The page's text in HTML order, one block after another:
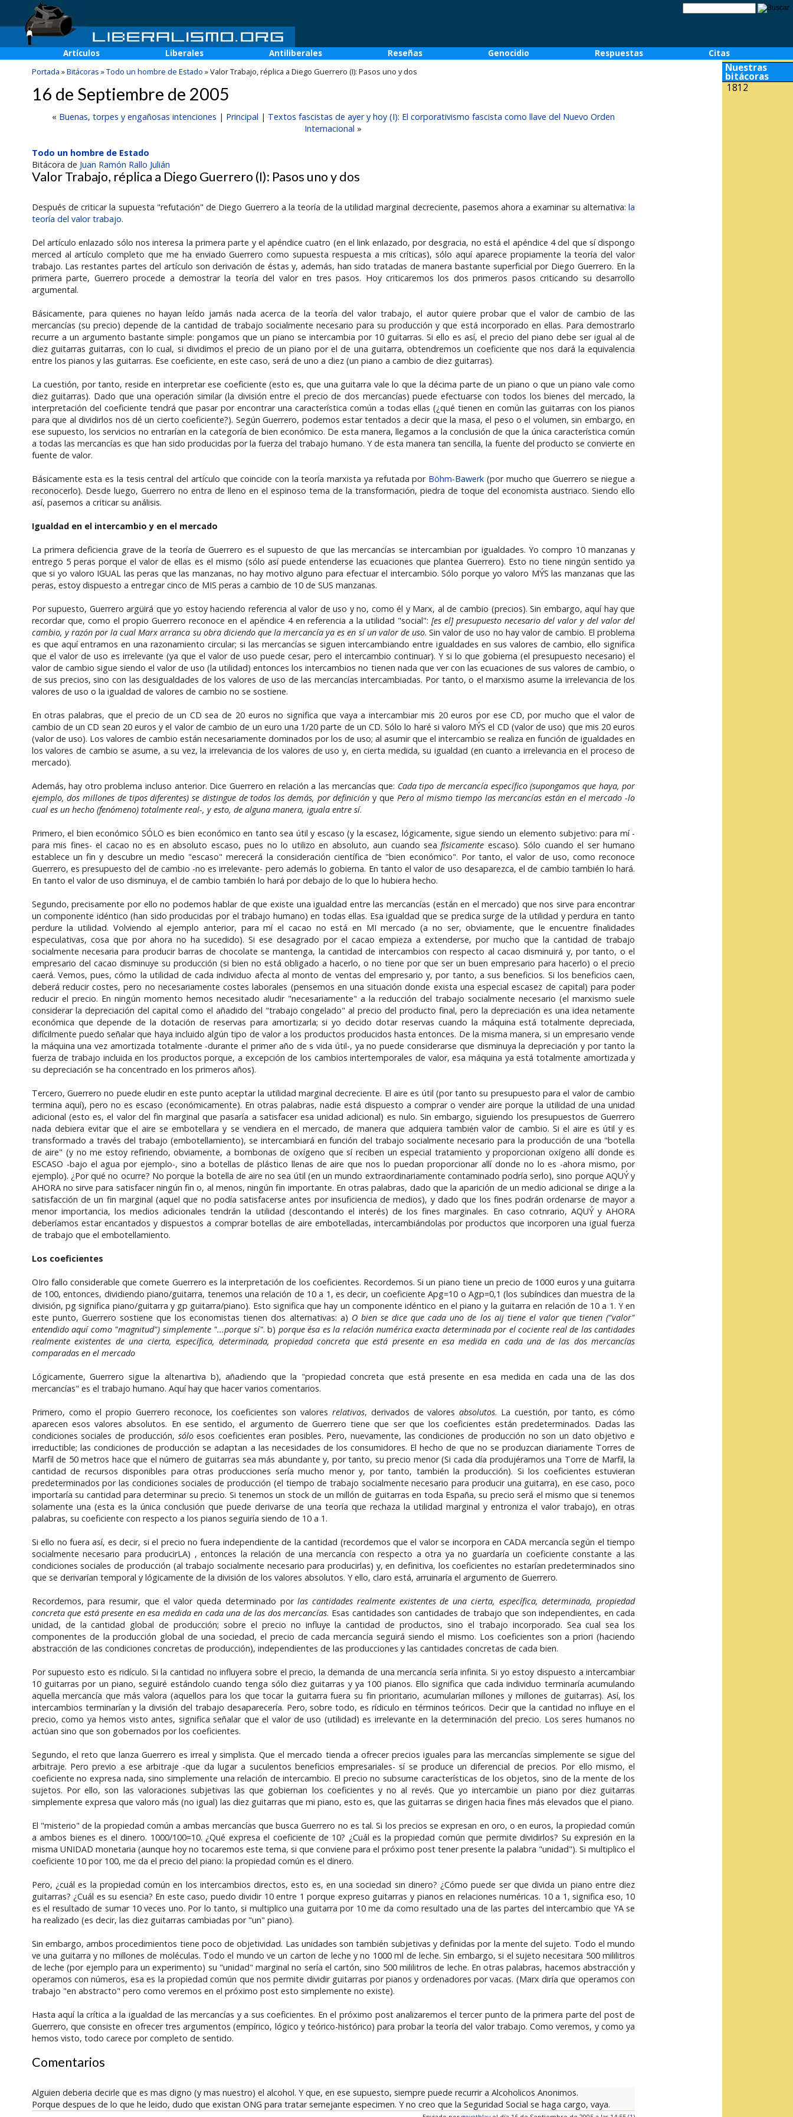
Artículos Liberales Antiliberales Reseñas Genocidio Respuestas
Citas
Portada »Bitácoras »Todo un hombre de Estado »Valor Trabajo, réplica a Diego Guerrero (I): Pasos uno y dos
16 de Septiembre de 2005
« Buenas, torpes y engañosas intenciones | Principal | Textos fascistas de ayer y hoy (I): El corporativismo fascista como llave del Nuevo Orden
Internacional »
Todo un hombre de Estado
Bitácora de Juan Ramón Rallo Julián
Valor Trabajo, réplica a Diego Guerrero (I): Pasos uno y dos
Después de criticar la supuesta "refutación" de Diego Guerrero a la teoría de la utilidad marginal decreciente, pasemos ahora a examinar su alternativa:la
teoría del valor trabajo.
Del artículo enlazado sólo nos interesa la primera parte y el apéndice cuatro (en el link enlazado, por desgracia, no está el apéndice 4 del que sí dispongo
merced al artículo completo que me ha enviado Guerrero como supuesta respuesta a mis críticas), sólo aquí aparece propiamente la teoría del valor
trabajo. Las restantes partes del artículo son derivación de éstas y, además, han sido tratadas de manera bastante superficial por Diego Guerrero. En la
primera parte, Guerrero procede a demostrar la teoría del valor en tres pasos. Hoy criticaremos los dos primeros pasos criticando su desarrollo
argumental.
Básicamente, para quienes no hayan leído jamás nada acerca de la teoría del valor trabajo, el autor quiere probar que el valor de cambio de las
mercancías (su precio) depende de la cantidad de trabajo socialmente necesario para su producción y que está incorporado en ellas. Para demostrarlo
recurre a un argumento bastante simple: pongamos que un piano se intercambia por 10 guitarras. Si ello es así, el precio del piano debe ser igual al de
diez guitarras guitarras, con lo cual, si dividimos el precio de un piano por el de una guitarra, obtendremos un coeficiente que nos dará la equivalencia
entre los pianos y las guitarras. Ese coeficiente, en este caso, será de uno a diez (un piano a cambio de diez guitarras).
La cuestión, por tanto, reside en interpretar ese coeficiente (esto es, que una guitarra vale lo que la décima parte de un piano o que un piano vale como
diez guitarras). Dado que una operación similar (la división entre el precio de dos mercancías) puede efectuarse con todos los bienes del mercado, la
interpretación del coeficiente tendrá que pasar por encontrar una característica común a todas ellas (¿qué tienen en común las guitarras con los pianos
para que al dividirlos nos dé un cierto coeficiente?). Según Guerrero, podemos estar tentados a decir que la masa, el peso o el volumen, sin embargo, en
ese supuesto, los servicios no entrarían en la categoría de bien económico. De esta manera, llegamos a la conclusión de que la única característica común
a todas las mercancías es que han sido producidas por la fuerza del trabajo humano. Y de esta manera tan sencilla, la fuente del producto se convierte en
fuente de valor.
Básicamente esta es la tesis central del artículo que coincide con la teoría marxista ya refutada por Böhm-Bawerk (por mucho que Guerrero se niegue a
reconocerlo). Desde luego, Guerrero no entra de lleno en el espinoso tema de la transformación, piedra de toque del economista austriaco. Siendo ello
así, pasemos a criticar su análisis.
Igualdad en el intercambio y en el mercado
La primera deficiencia grave de la teoría de Guerrero es el supuesto de que las mercancías se intercambian por igualdades. Yo compro 10 manzanas y
entrego 5 peras porque el valor de ellas es el mismo (sólo así puede entenderse las ecuaciones que plantea Guerrero). Esto no tiene ningún sentido ya
que si yo valoro IGUAL las peras que las manzanas, no hay motivo alguno para efectuar el intercambio. Sólo porque yo valoro MÝS las manzanas que las
peras, estoy dispuesto a entregar cinco de MIS peras a cambio de 10 de SUS manzanas.
Por supuesto, Guerrero argüirá que yo estoy haciendo referencia al valor de uso y no, como él y Marx, al de cambio (precios). Sin embargo, aquí hay que
recordar que, como el propio Guerrero reconoce en el apéndice 4 en referencia a la utilidad "social":[es el] presupuesto necesario del valor y del valor del
cambio, y razón por la cual Marx arranca su obra diciendo que la mercancía ya es en sí un valor de uso. Sin valor de uso no hay valor de cambio. El problema
es que aquí entramos en una razonamiento circular; si las mercancías se siguen intercambiando entre igualdades en sus valores de cambio, ello significa
que el valor de uso es irrelevante (ya que el valor de uso puede cesar, pero el intercambio continuar). Y si lo que gobierna (el presupuesto necesario) el
valor de cambio sigue siendo el valor de uso (la utilidad) entonces los intercambios no tienen nada que ver con las ecuaciones de sus valores de cambio, o
de sus precios, sino con las desigualdades de los valores de uso de las mercancías intercambiadas. Por tanto, o el marxismo asume la irrelevancia de los
valores de uso o la igualdad de valores de cambio no se sostiene.
En otras palabras, que el precio de un CD sea de 20 euros no significa que vaya a intercambiar mis 20 euros por ese CD, por mucho que el valor de
cambio de un CD sean 20 euros y el valor de cambio de un euro una 1/20 parte de un CD. Sólo lo haré si valoro MÝS el CD (valor de uso) que mis 20 euros
(valor de uso). Los valores de cambio están necesariamente dominados por los de uso; al asumir que el intercambio se realiza en función de igualdades en
los valores de cambio se asume, a su vez, la irrelevancia de los valores de uso y, en cierta medida, su igualdad (en cuanto a irrelevancia en el proceso de
mercado).
Además, hay otro problema incluso anterior. Dice Guerrero en relación a las mercancías que: Cada tipo de mercancía específico (supongamos que haya, por
ejemplo, dos millones de tipos diferentes) se distingue de todos los demás, por definición y que Pero al mismo tiempo las mercancías están en el mercado -lo
cual es un hecho (fenómeno) totalmente real-, y esto, de alguna manera, iguala entre sí.
Primero, el bien económico SÓLO es bien económico en tanto sea útil y escaso (y la escasez, lógicamente, sigue siendo un elemento subjetivo: para mí -
para mis fines- el cacao no es en absoluto escaso, pues no lo utilizo en absoluto, aun cuando seafísicamente escaso). Sólo cuando el ser humano
establece un fin y descubre un medio "escaso" merecerá la consideración científica de "bien económico". Por tanto, el valor de uso, como reconoce
Guerrero, es presupuesto del de cambio -no es irrelevante- pero además lo gobierna. En tanto el valor de uso desaparezca, el de cambio también lo hará.
En tanto el valor de uso disminuya, el de cambio también lo hará por debajo de lo que lo hubiera hecho.
Segundo, precisamente por ello no podemos hablar de que existe una igualdad entre las mercancías (están en el mercado) que nos sirve para encontrar
un componente idéntico (han sido producidas por el trabajo humano) en todas ellas. Esa igualdad que se predica surge de la utilidad y perdura en tanto
perdure la utilidad. Volviendo al ejemplo anterior, para mí el cacao no está en MI mercado (a no ser, obviamente, que le encuentre finalidades
especulativas, cosa que por ahora no ha sucedido). Si ese desagrado por el cacao empieza a extenderse, por mucho que la cantidad de trabajo
socialmente necesaria para producir barras de chocolate se mantenga, la cantidad de intercambios con respecto al cacao disminuirá y, por tanto, o el
empresario del cacao disminuye su producción (si bien no está obligado a hacerlo, o no tiene por que ser un buen empresario para hacerlo) o el precio
caerá. Vemos, pues, cómo la utilidad de cada individuo afecta al monto de ventas del empresario y, por tanto, a sus beneficios. Si los beneficios caen,
deberá reducir costes, pero no necesariamente costes laborales (pensemos en una situación donde exista una especial escasez de capital) para poder
reducir el precio. En ningún momento hemos necesitado aludir "necesariamente" a la reducción del trabajo socialmente necesario (el marxismo suele
considerar la depreciación del capital como el añadido del "trabajo congelado" al precio del producto final, pero la depreciación es una idea netamente
económica que depende de la dotación de reservas para amortizarla; si yo decido dotar reservas cuando la máquina está totalmente depreciada,
difícilmente puedo señalar que haya incluido algún tipo de valor a los productos producidos hasta entonces. De la misma manera, si un empresario vende
la máquina una vez amortizada totalmente -durante el primer año de s vida útil-, ya no puede considerarse que disminuya la depreciación y por tanto la
fuerza de trabajo incluida en los productos porque, a excepción de los cambios intertemporales de valor, esa máquina ya está totalmente amortizada y
su depreciación se ha concentrado en los primeros años).
Tercero, Guerrero no puede eludir en este punto aceptar la utilidad marginal decreciente. El aire es útil (por tanto su presupuesto para el valor de cambio
termina aquí), pero no es escaso (económicamente). En otras palabras, nadie está dispuesto a comprar o vender aire porque la utilidad de una unidad
adicional (esto es, el valor del fin marginal que pasaría a satisfacer esa unidad adicional) es nulo. Sin embargo, siguiendo los presupuestos de Guerrero
nada debiera evitar que el aire se embotellara y se vendiera en el mercado, de manera que adquiera también valor de cambio. Si el aire es útil y es
transformado a través del trabajo (embotellamiento), se intercambiará en función del trabajo socialmente necesario para la producción de una "botella
de aire" (y no me estoy refiriendo, obviamente, a bombonas de oxígeno que sí reciben un especial tratamiento y proporcionan oxígeno allí donde es
ESCASO -bajo el agua por ejemplo-, sino a botellas de plástico llenas de aire que nos lo puedan proporcionar allí donde no lo es -ahora mismo, por
ejemplo). ¿Por qué no ocurre? No porque la botella de aire no sea útil (en un mundo extraordinariamente contaminado podría serlo), sino porque AQUÝ y
AHORA no sirve para satisfacer ningún fin o, al menos, ningún fin importante. En otras palabras, dado que la aparición de un medio adicional se dirige a la
satisfacción de un fin marginal (aquel que no podía satisfacerse antes por insuficiencia de medios), y dado que los fines podrán ordenarse de mayor a
menor importancia, los medios adicionales tendrán la utilidad (descontando el interés) de los fines marginales. En caso cotnrario, AQUÝ y AHORA
deberíamos estar encantados y dispuestos a comprar botellas de aire embotelladas, intercambiándolas por productos que incorporen una igual fuerza
de trabajo que el embotellamiento.
Los coeficientes
OIro fallo considerable que comete Guerrero es la interpretación de los coeficientes. Recordemos. Si un piano tiene un precio de 1000 euros y una guitarra
de 100, entonces, dividiendo piano/guitarra, tenemos una relación de 10 a 1, es decir, un coeficiente Apg=10 o Agp=0,1 (los subíndices dan muestra de la
división, pg significa piano/guitarra y gp guitarra/piano). Esto significa que hay un componente idéntico en el piano y la guitarra en relación de 10 a 1. Y en
este punto, Guerrero sostiene que los economistas tienen dos alternativas: a) O bien se dice que cada uno de los aij tiene el valor que tienen ("valor"
entendido aquí como "magnitud") simplemente "...porque sí". b) porque ésa es la relación numérica exacta determinada por el cociente real de las cantidades
realmente existentes de una cierta, específica, determinada, propiedad concreta que está presente en esa medida en cada una de las dos mercancías
comparadas en el mercado
Lógicamente, Guerrero sigue la altenartiva b), añadiendo que la "propiedad concreta que está presente en esa medida en cada una de las dos
mercancías" es el trabajo humano. Aquí hay que hacer varios comentarios.
Primero, como el propio Guerrero reconoce, los coeficientes son valores relativos, derivados de valoresabsolutos. La cuestión, por tanto, es cómo
aparecen esos valores absolutos. En ese sentido, el argumento de Guerrero tiene que ser que los coeficientes están predeterminados. Dadas las
condiciones sociales de producción, sóloesos coeficientes eran posibles. Pero, nuevamente, las condiciones de producción no son un dato objetivo e
irreductible; las condiciones de producción se adaptan a las necesidades de los consumidores. El hecho de que no se produzcan diariamente Torres de
Marfil de 50 metros hace que el número de guitarras sea más abundante y, por tanto, su precio menor (Si cada día produjéramos una Torre de Marfil, la
cantidad de recursos disponibles para otras producciones sería mucho menor y, por tanto, también la producción). Si los coeficientes estuvieran
predeterminados por las condiciones sociales de producción (el tiempo de trabajo socialmente necesario para producir una guitarra), en ese caso, poco
importaría su cantidad para determinar su precio. Si tenemos un stock de un millón de guitarras en toda España, su precio será el mismo que si tenemos
solamente una (esta es la única conclusión que puede derivarse de una teoría que rechaza la utilidad marginal y entroniza el valor trabajo), en otras
palabras, su coeficiente con respecto a los pianos seguiría siendo de 10 a 1.
Si ello no fuera así, es decir, si el precio no fuera independiente de la cantidad (recordemos que el valor se incorpora en CADA mercancía según el tiempo
socialmente necesario para producirLA) , entonces la relación de una mercancía con respecto a otra ya no guardaría un coeficiente constante a las
condiciones sociales de producción (al trabajo socialmente necesario para producirlas) y, en definitiva, los coeficientes no estarían predeterminados sino
que se derivarían temporal y lógicamente de la división de los valores absolutos. Y ello, claro está, arruinaría el argumento de Guerrero.
Recordemos, para resumir, que el valor queda determinado porlas cantidades realmente existentes de una cierta, específica, determinada, propiedad
concreta que está presente en esa medida en cada una de las dos mercancías. Esas cantidades son cantidades de trabajo que son independientes, en cada
unidad, de la cantidad global de producción; sobre el precio no influye la cantidad de productos, sino el trabajo incorporado. Sea cual sea los
componentes de la producción global de una sociedad, el precio de cada mercancía seguirá siendo el mismo. Los coeficientes son a priori (haciendo
abstracción de las condiciones concretas de producción), independientes de las producciones y las cantidades concretas de cada bien.
Por supuesto esto es ridículo. Si la cantidad no influyera sobre el precio, la demanda de una mercancía sería infinita. Si yo estoy dispuesto a intercambiar
10 guitarras por un piano, seguiré estándolo cuando tenga sólo diez guitarras y ya 100 pianos. Ello significa que cada individuo terminaría acumulando
aquella mercancía que más valora (aquellos para los que tocar la guitarra fuera su fin prioritario, acumularían millones y millones de guitarras). Así, los
intercambios terminarían y la división del trabajo desaparecería. Pero, sobre todo, es rídiculo en términos teóricos. Decir que la cantidad no influye en el
precio, como ya hemos visto antes, significa señalar que el valor de uso (utilidad) es irrelevante en la determinación del precio. Los seres humanos no
actúan sino que son gobernados por los coeficientes.
Segundo, el reto que lanza Guerrero es irreal y simplista. Que el mercado tienda a ofrecer precios iguales para las mercancías simplemente se sigue del
arbitraje. Pero previo a ese arbitraje -que da lugar a suculentos beneficios empresariales- sí se produce un diferencial de precios. Por ello mismo, el
coeficiente no expresa nada, sino simplemente una relación de intercambio. El precio no subsume características de los objetos, sino de la mente de los
sujetos. Por ello, son las valoraciones subjetivas las que gobiernan los coeficientes y no al revés. Que yo intercambie un piano por diez guitarras
simplemente expresa que valoro más (no igual) las diez guitarras que mi piano, esto es, que las guitarras se dirigen hacia fines más elevados que el piano.
El "misterio" de la propiedad común a ambas mercancías que busca Guerrero no es tal. Si los precios se expresan en oro, o en euros, la propiedad común
a ambos bienes es el dinero. 1000/100=10. ¿Qué expresa el coeficiente de 10? ¿Cuál es la propiedad común que permite dividirlos? Su expresión en la
misma UNIDAD monetaria (aunque hoy no tocaremos este tema, si que conviene para el próximo post tener presente la palabra "unidad"). Si multiplico el
coeficiente 10 por 100, me da el precio del piano: la propiedad común es el dinero.
Pero, ¿cuál es la propiedad común en los intercambios directos, esto es, en una sociedad sin dinero? ¿Cómo puede ser que divida un piano entre diez
guitarras? ¿Cuál es su esencia? En este caso, puedo dividir 10 entre 1 porque expreso guitarras y pianos en relaciones numéricas. 10 a 1, significa eso, 10
es el resultado de sumar 10 veces uno. Por lo tanto, si multiplico una guitarra por 10 me da como resultado una de las partes del intercambio que YA se
ha realizado (es decir, las diez guitarras cambiadas por "un" piano).
Sin embargo, ambos procedimientos tiene poco de objetividad. Las unidades son también subjetivas y definidas por la mente del sujeto. Todo el mundo
ve una guitarra y no millones de moléculas. Todo el mundo ve un carton de leche y no 1000 ml de leche. Sin embargo, si el sujeto necesitara 500 mililitros
de leche (por ejemplo para un experimento) su "unidad" marginal no sería el cartón, sino 500 mililitros de leche. En otras palabras, hacemos abstracción y
operamos con números, esa es la propiedad común que nos permite dividir guitarras por pianos y ordenadores por vacas. (Marx diría que operamos con
trabajo "en abstracto" pero como veremos en el próximo post esto simplemente no existe).
Hasta aquí la crítica a la igualdad de las mercancías y a sus coeficientes. En el próximo post analizaremos el tercer punto de la primera parte del post de
Guerrero, que consiste en ofrecer tres argumentos (empírico, lógico y teórico-histórico) para probar la teoría del valor trabajo. Como veremos, y como ya
hemos visto, todo carece por completo de sentido.
Comentarios
Alguien deberia decirle que es mas digno (y mas nuestro) el alcohol. Y que, en ese supuesto, siempre puede recurrir a Alcoholicos Anonimos.
Porque despues de lo que he leido, dudo que existan ONG para tratar semejante especimen. Y no creo que la Seguridad Social se haga cargo, vaya.
Nuestras
bitácoras
1812